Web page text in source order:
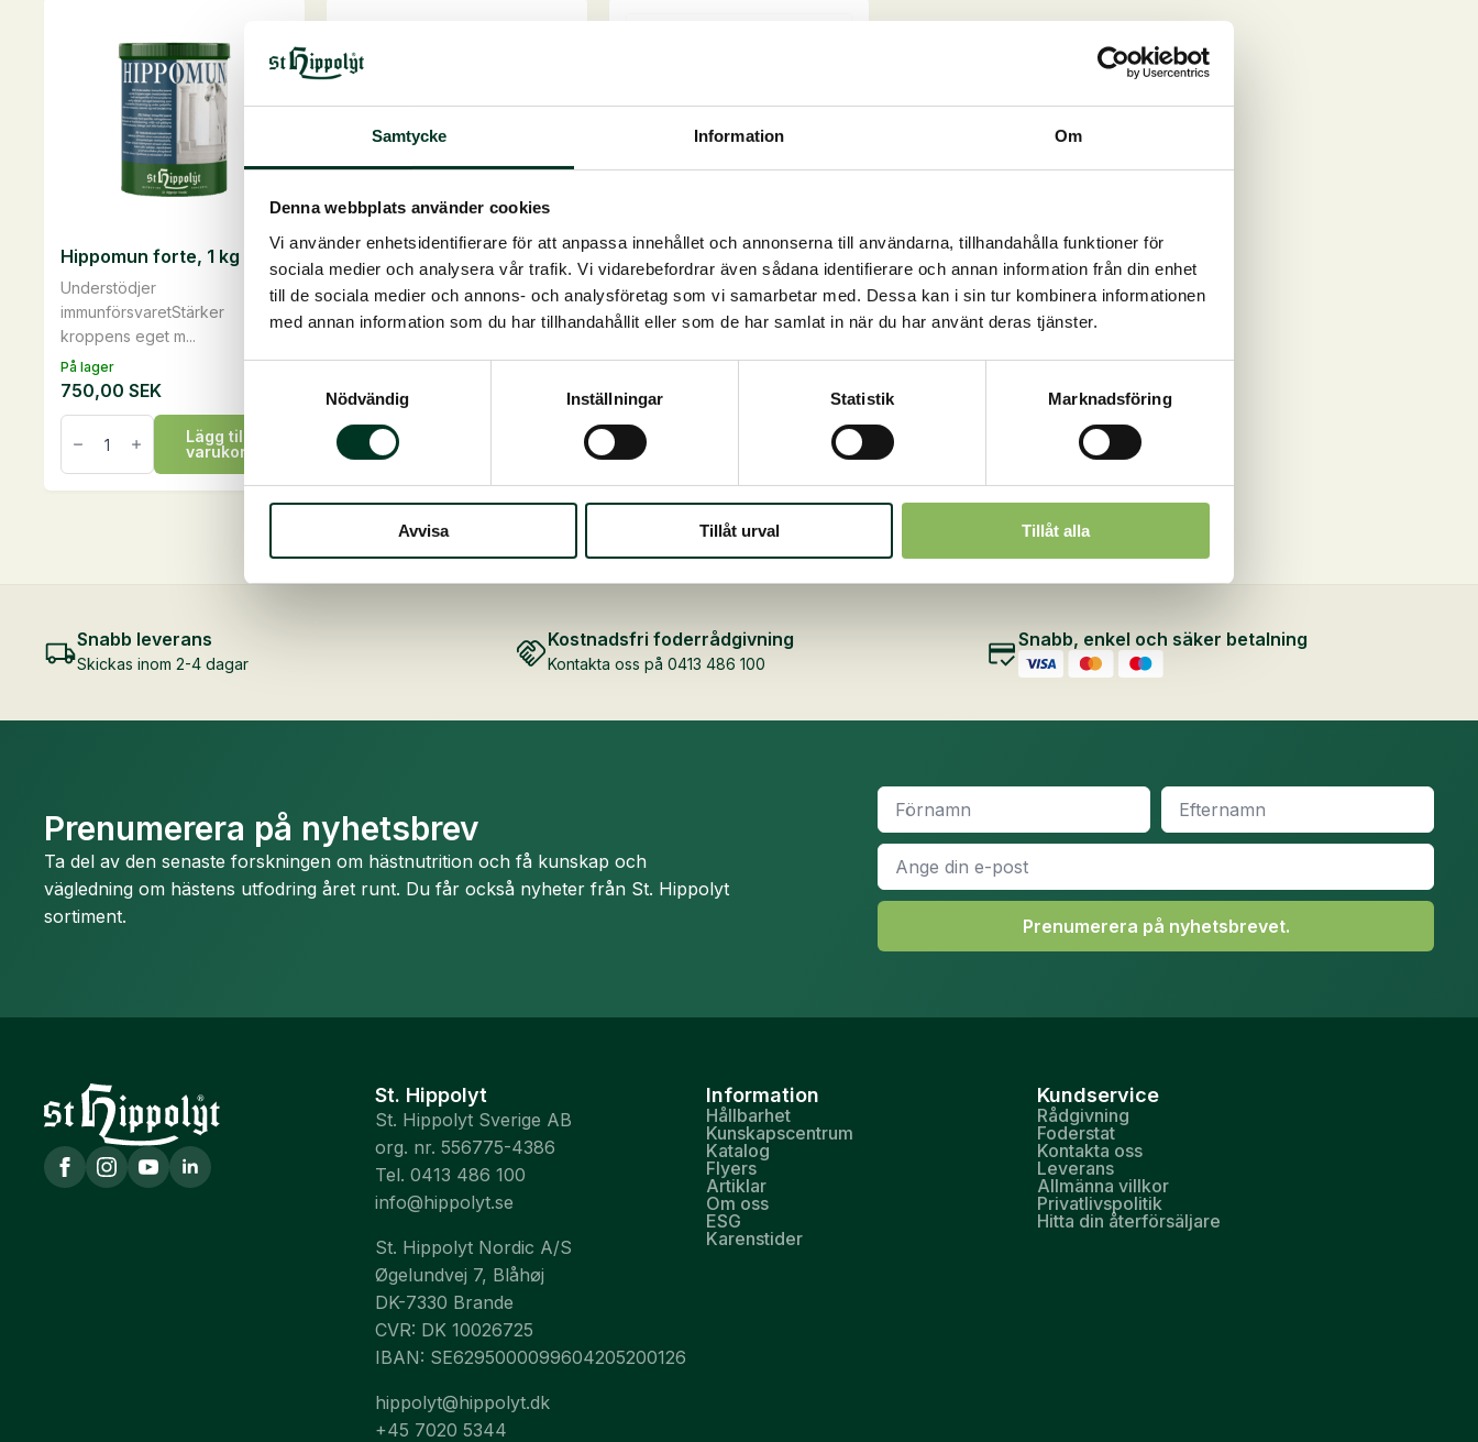
Samtycke Information Om
Denna webbplats använder cookies
Vi använder enhetsidentifierare för att anpassa innehållet och annonserna till användarna, tillhandahålla funktioner för
sociala medier och analysera vår trafik. Vi vidarebefordrar även sådana identifierare och annan information från din enhet
till de sociala medier och annons- och analysföretag som vi samarbetar med. Dessa kan i sin tur kombinera informationen
med annan information som du har tillhandahållit eller som de har samlat in när du har använt deras tjänster.
Nödvändig
Inställningar Statistik Marknadsföring
Avvisa Tillåt urval Tillåt alla
varianter.
alternativen
produktsidan
varianter.
alternativen
kan
väljas
produktsidan
alternativen
kan
produktsidan
På lager
Understödjer
immunförsvaretStärker
kroppens eget m...
Hippomun forte, 1 kg
750,00 SEK
Hippomun
forte,
kg
mängd
Lägg till i
varukorg
På lager
börjanMålinriktat stöd för s...
Fohlengold BoneCare, 1
kg
610,00
Fohlengold
BoneCare,
1
mängd
På lager
Den naturliga starthjälpen för
ett bra hästlivUnik...
Fohlengold LifeStart, 100
g
495,00
Fohlengold
LifeStart,
100
mängd
Snabb leverans
Skickas inom 2-4 dagar
Kostnadsfri foderrådgivning
Kontakta oss på 0413 486 100
Snabb, enkel och säker betalning
Prenumerera på nyhetsbrev
Ta del av den senaste forskningen om hästnutrition och få kunskap och
vägledning om hästens utfodring året runt. Du får också nyheter från St. Hippolyt
sortiment.
Namn
Efternamn
E-
post
*
Prenumerera på nyhetsbrevet.
St. Hippolyt
St. Hippolyt Sverige AB
org. nr. 556775-4386
Tel. 0413 486 100
info@hippolyt.se
St. Hippolyt Nordic A/S
Øgelundvej 7, Blåhøj
DK-7330 Brande
CVR: DK 10026725
IBAN: SE6295000099604205200126
hippolyt@hippolyt.dk
+45 7020 5344
Information
Hållbarhet
Kunskapscentrum
Katalog
Flyers
Artiklar
Om oss
ESG
Karenstider
Kundservice
Rådgivning
Foderstat
Kontakta oss
Leverans
Allmänna villkor
Privatlivspolitik
Hitta din återförsäljare